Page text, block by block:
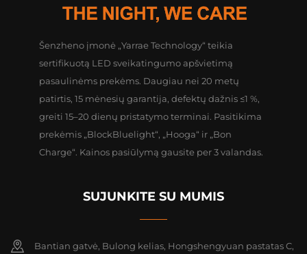
Šenzheno įmonė „Yarrae Technology“ teikia
sertifikuotą LED sveikatingumo apšvietimą
pasaulinėms prekėms. Daugiau nei 20 metų
patirtis, 15 mėnesių garantija, defektų dažnis ≤1 %,
greiti 15–20 dienų pristatymo terminai. Pasitikima
prekėmis „BlockBluelight“, „Hooga“ ir „Bon
Charge“. Kainos pasiūlymą gausite per 3 valandas.
SUJUNKITE SU MUMIS
Bantian gatvė, Bulong kelias, Hongshengyuan pastatas C,